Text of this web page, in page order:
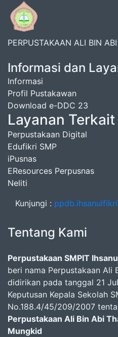
PERPUSTAKAAN ALI BIN
Informasi dan
Informasi
Profil Pustakawan
Download e-DDC 23
Layanan Terkait
Perpustakaan Digital
Edufikri SMP
iPusnas
EResources Perpusnas
Neliti
Kunjungi :
Tentang Kami
Perpustakaan SMPIT
beri nama Perpustakaan Ali
didirikan pada tanggal 21
Keputusan Kepala Sekolah
No.188.4/45/209/2007
Perpustakaan Ali Bin Abi
Mungkid